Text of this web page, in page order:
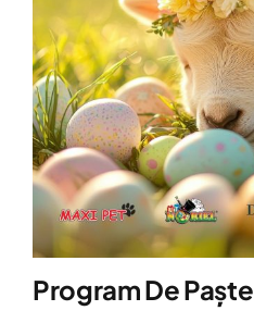
Program De Paște